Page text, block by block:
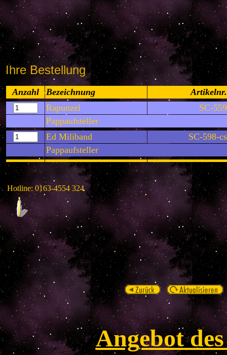
Ihre Bestellung
Anzahl Bezeichnung
Artikelnr.
Rapunzel
SC-559
Pappaufsteller
Ed Miliband
SC-598-cs
Pappaufsteller
Hotline: 0163-4554 324
Angebot